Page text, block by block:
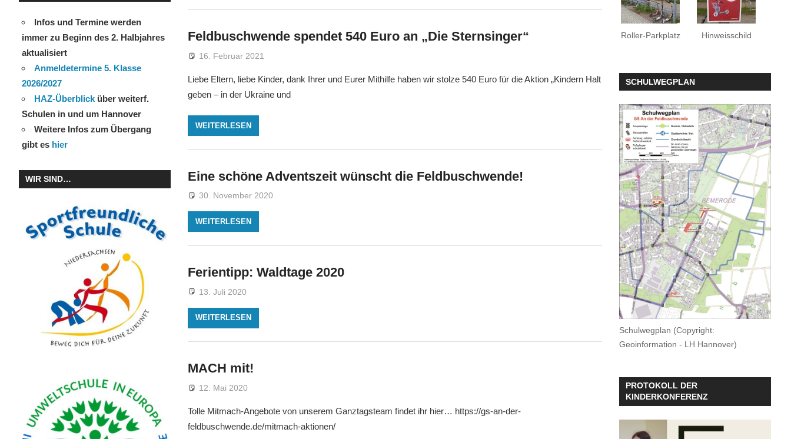
Feldbuschwende spendet 540 Euro an „Die Sternsinger“
16. Februar 2021
Liebe Eltern, liebe Kinder, dank Ihrer und Eurer Mithilfe haben wir stolze 540 Euro für die Aktion „Kindern Halt
geben – in der Ukraine und
WEITERLESEN
Eine schöne Adventszeit wünscht die Feldbuschwende!
30. November 2020
WEITERLESEN
Ferientipp: Waldtage 2020
13. Juli 2020
WEITERLESEN
MACH mit!
12. Mai 2020
Tolle Mitmach-Angebote von unserem Ganztagsteam findet ihr hier… https://gs-an-der-
feldbuschwende.de/mitmach-aktionen/
Infos und Termine werden
immer zu Beginn des 2. Halbjahres
aktualisiert
Anmeldetermine 5. Klasse
2026/2027
HAZ-Überblicküber weiterf.
Schulen in und um Hannover
Weitere Infos zum Übergang
gibt es hier
WIR SIND…
Roller-Parkplatz Hinweisschild
SCHULWEGPLAN
Schulwegplan (Copyright:
Geoinformation - LH Hannover)
PROTOKOLL DER
KINDERKONFERENZ